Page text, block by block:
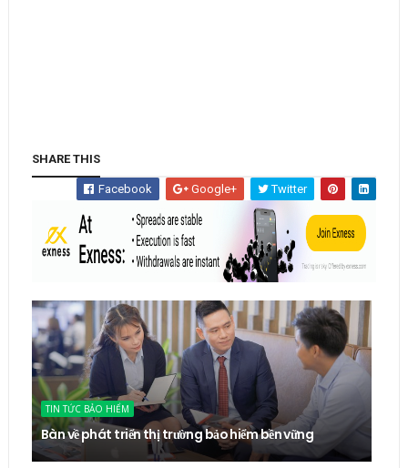
SHARE THIS
Facebook Google+ Twitter
TIN TỨC BẢO HIỂM
Bàn về phát triển thị trường bảo hiểm bền vững